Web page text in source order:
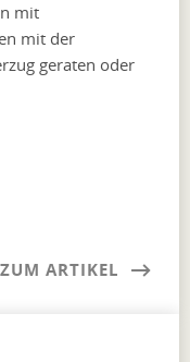
mit
mit der
geraten oder
ZUM ARTIKEL